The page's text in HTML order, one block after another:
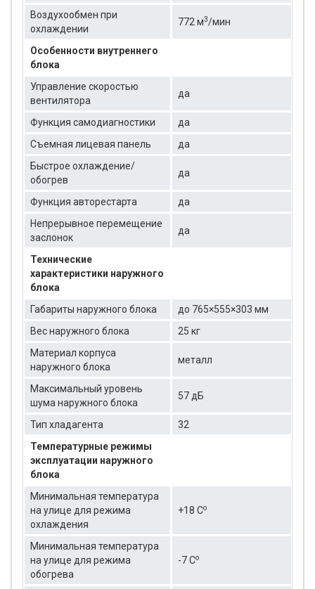
Воздухообмен при
охлаждении
772 м3/мин
Особенности внутреннего
блока
Управление скоростью
вентилятора
да
Функция самодиагностики
да
Съемная лицевая панель
да
Быстрое охлаждение/
обогрев
да
Функция авторестарта
да
Непрерывное перемещение
заслонок
да
Технические
характеристики наружного
блока
Габариты наружного блока
до 765×555×303 мм
Вес наружного блока
25 кг
Материал корпуса
наружного блока
металл
Максимальный уровень
шума наружного блока
57 дБ
Тип хладагента
32
Температурные режимы
эксплуатации наружного
блока
Минимальная температура
на улице для режима
охлаждения
+18 Cо
Минимальная температура
на улице для режима
обогрева
-7 Cо